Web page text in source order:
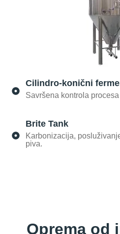
Cilindro-konični
Savršena kontrola
Brite Tank
Karbonizacija,
piva.
Oprema od